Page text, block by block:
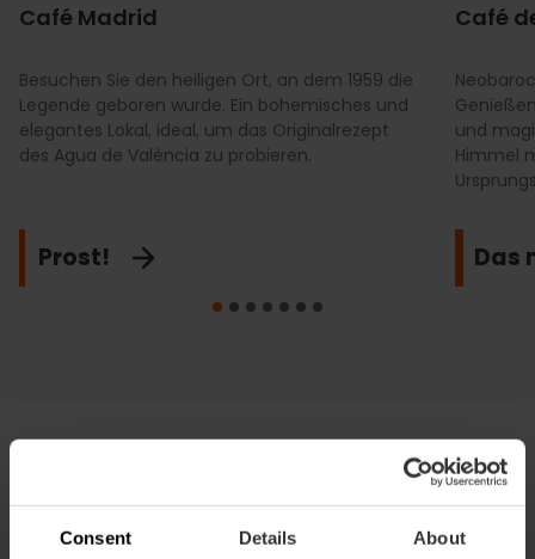
Consent Details About
Café Madrid
Besuchen Sie den heiligen Ort, an dem 1959 die
Legende geboren wurde. Ein bohemisches und
elegantes Lokal, ideal, um das Originalrezept
des Agua de València zu probieren.
Prost!
Café
und
Himmel
Das
Die Kunst des Mixens: Wie man
Agua de València zubereitet